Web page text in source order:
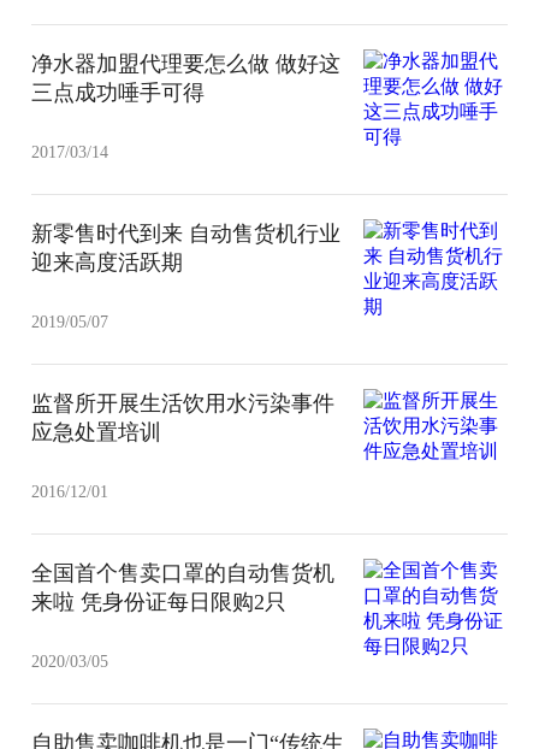
净水器加盟代理要怎么做 做好这
三点成功唾手可得
2017/03/14
新零售时代到来 自动售货机行业
迎来高度活跃期
2019/05/07
监督所开展生活饮用水污染事件
应急处置培训
2016/12/01
全国首个售卖口罩的自动售货机
来啦 凭身份证每日限购2只
2020/03/05
自助售卖咖啡机也是一门“传统生